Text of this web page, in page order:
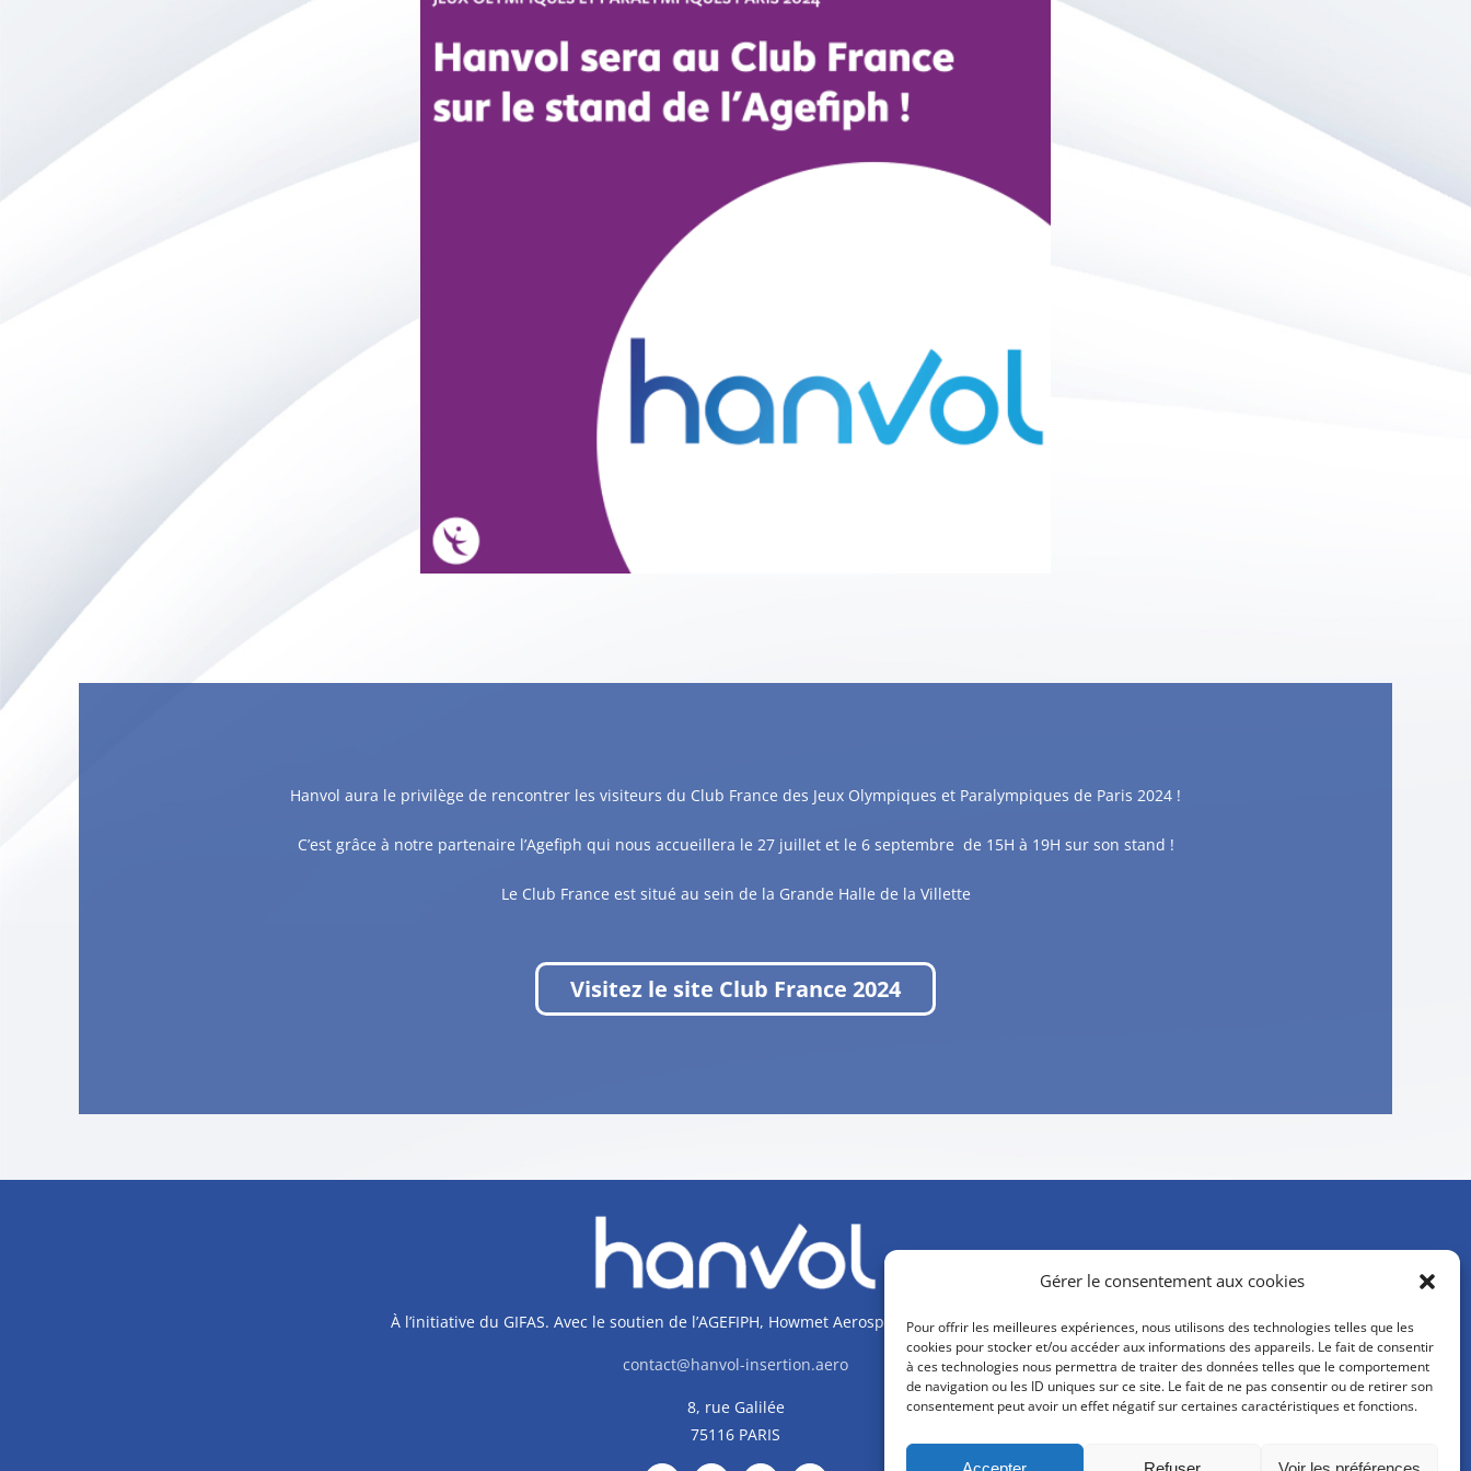
Gérer le consentement aux cookies
Pour offrir les meilleures expériences, nous utilisons des technologies telles que les
cookies pour stocker et/ou accéder aux informations des appareils. Le fait de consentir
à ces technologies nous permettra de traiter des données telles que le comportement
de navigation ou les ID uniques sur ce site. Le fait de ne pas consentir ou de retirer son
consentement peut avoir un effet négatif sur certaines caractéristiques et fonctions.
Hanvol aura le privilège de rencontrer les visiteurs du Club France des Jeux Olympiques et Paralympiques de Paris 2024 !
C’est grâce à notre partenaire l’Agefiph qui nous accueillera le 27 juillet et le 6 septembre de 15H à 19H sur son stand !
Le Club France est situé au sein de la Grande Halle de la Villette
Visitez le site Club France 2024
À l’initiative du GIFAS. Avec le soutien de l’AGEFIPH, Howmet Aerospace Foundation et OPCO 2i
contact@hanvol-insertion.aero
8, rue Galilée
75116 PARIS